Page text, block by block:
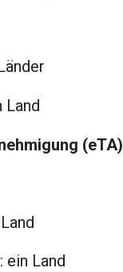
Land
(eTA)
: ein Land